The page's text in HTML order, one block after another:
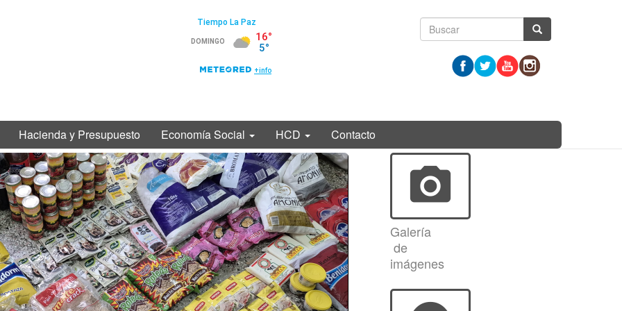
Formulario
búsqueda
Hacienda y Presupuesto Economía Social HCD Contacto
photo_camera
Galería
de
imágenes